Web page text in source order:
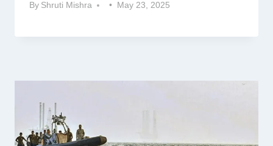
By Shruti Mishra May 23, 2025